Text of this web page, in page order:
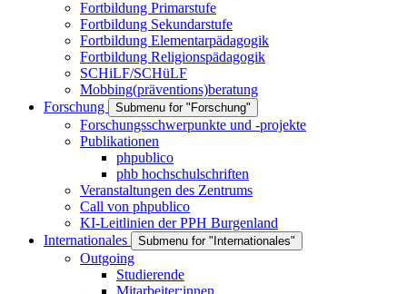
Fortbildung Primarstufe
Fortbildung Sekundarstufe
Fortbildung Elementarpädagogik
Fortbildung Religionspädagogik
SCHiLF/SCHüLF
Mobbing(präventions)beratung
Forschung
Submenu for "Forschung"
Forschungsschwerpunkte und -projekte
Publikationen
phpublico
phb hochschulschriften
Veranstaltungen des Zentrums
Call von phpublico
KI-Leitlinien der PPH Burgenland
Internationales
Submenu for "Internationales"
Outgoing
Studierende
Mitarbeiter:innen